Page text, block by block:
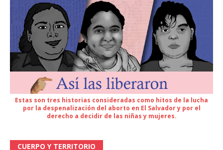
Estas son tres historias consideradas como hitos de la lucha
por la despenalización del aborto en El Salvador y por el
derecho a decidir de las niñas y mujeres.
CUERPO Y TERRITORIO